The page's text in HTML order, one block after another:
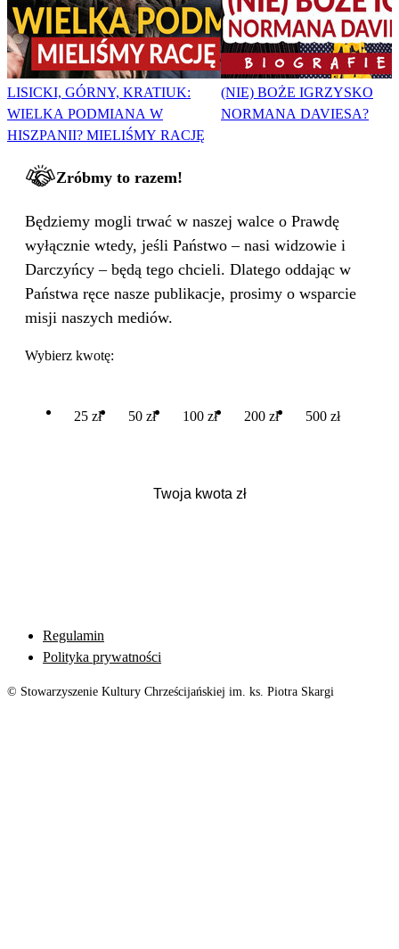
LISICKI, GÓRNY, KRATIUK:
WIELKA PODMIANA W
HISZPANII? MIELIŚMY RACJĘ
(NIE) BOŻE IGRZYSKO
NORMANA DAVIESA?
Zróbmy to razem!
Będziemy mogli trwać w naszej walce o Prawdę
wyłącznie wtedy, jeśli Państwo – nasi widzowie i
Darczyńcy – będą tego chcieli. Dlatego oddając w
Państwa ręce nasze publikacje, prosimy o wsparcie
misji naszych mediów.
Wybierz kwotę:
25 zł 50 zł 100 zł 200 zł 500 zł
Regulamin
Polityka prywatności
© Stowarzyszenie Kultury Chrześcijańskiej im. ks. Piotra Skargi